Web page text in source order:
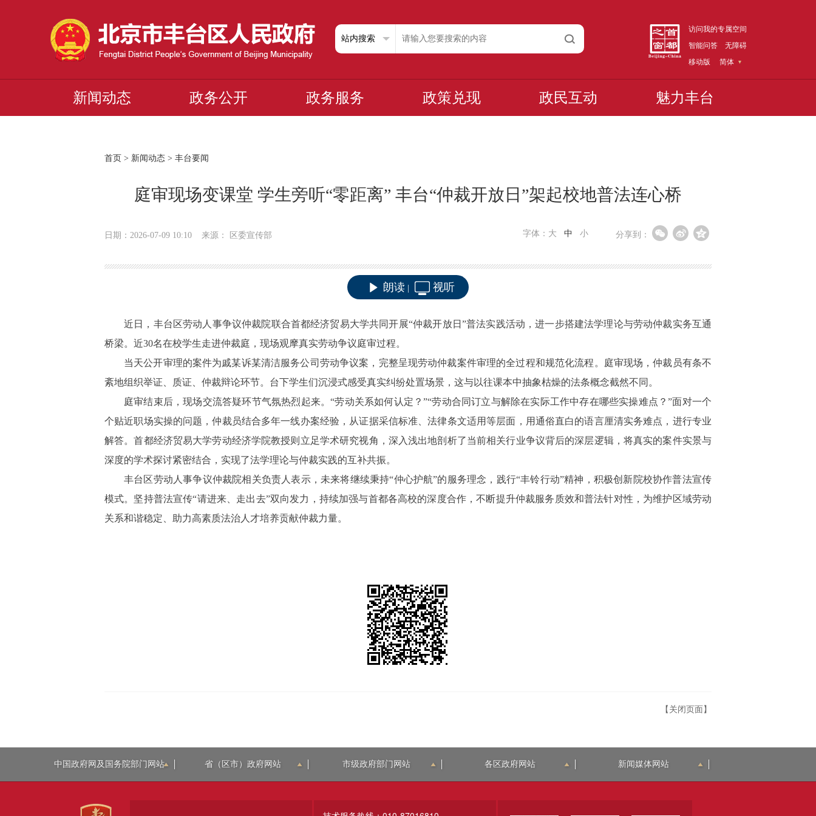
访问我的专属空间
智能问答
无障碍
移动版
简体
新闻动态 政务公开 政务服务 政策兑现 政民互动 魅力丰台
首页 > 新闻动态 > 丰台要闻
庭审现场变课堂 学生旁听“零距离” 丰台“仲裁开放日”架起校地普法连心桥
日期：2026-07-09 10:10 来源： 区委宣传部 分享到：
字体： 大 中 小
朗读 视听
近日，丰台区劳动人事争议仲裁院联合首都经济贸易大学共同开展“仲裁开放日”普法实践活动，进一步搭建法学理论与劳动仲裁实务互通
桥梁。近30名在校学生走进仲裁庭，现场观摩真实劳动争议庭审过程。
当天公开审理的案件为戚某诉某清洁服务公司劳动争议案，完整呈现劳动仲裁案件审理的全过程和规范化流程。庭审现场，仲裁员有条不
紊地组织举证、质证、仲裁辩论环节。台下学生们沉浸式感受真实纠纷处置场景，这与以往课本中抽象枯燥的法条概念截然不同。
庭审结束后，现场交流答疑环节气氛热烈起来。“劳动关系如何认定？”“劳动合同订立与解除在实际工作中存在哪些实操难点？”面对一个
个贴近职场实操的问题，仲裁员结合多年一线办案经验，从证据采信标准、法律条文适用等层面，用通俗直白的语言厘清实务难点，进行专业
解答。首都经济贸易大学劳动经济学院教授则立足学术研究视角，深入浅出地剖析了当前相关行业争议背后的深层逻辑，将真实的案件实景与
深度的学术探讨紧密结合，实现了法学理论与仲裁实践的互补共振。
丰台区劳动人事争议仲裁院相关负责人表示，未来将继续秉持“仲心护航”的服务理念，践行“丰铃行动”精神，积极创新院校协作普法宣传
模式。坚持普法宣传“请进来、走出去”双向发力，持续加强与首都各高校的深度合作，不断提升仲裁服务质效和普法针对性，为维护区域劳动
关系和谐稳定、助力高素质法治人才培养贡献仲裁力量。
【关闭页面】
中国政府网及国务院部门网站 省（区市）政府网站 市级政府部门网站 各区政府网站 新闻媒体网站